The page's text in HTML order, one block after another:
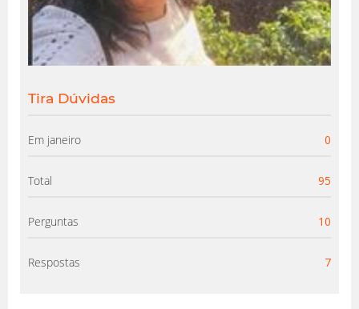
Tira Dúvidas
Em janeiro 0
Total 95
Perguntas 10
Respostas 7